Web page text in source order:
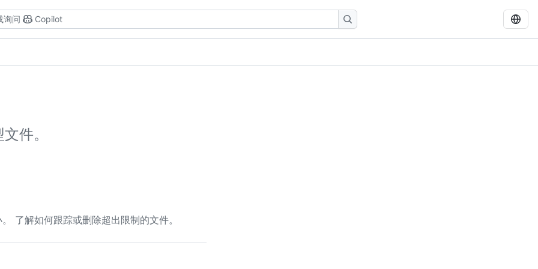
询问 Copilot
件。
了解如何跟踪或删除超出限制的文件。